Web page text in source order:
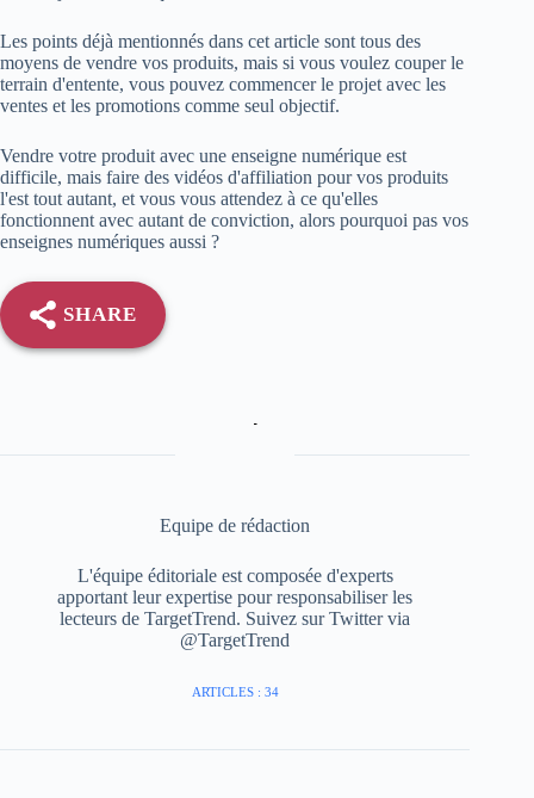
Les points déjà mentionnés dans cet article sont tous des
moyens de vendre vos produits, mais si vous voulez couper le
terrain d'entente, vous pouvez commencer le projet avec les
ventes et les promotions comme seul objectif.
Vendre votre produit avec une enseigne numérique est
difficile, mais faire des vidéos d'affiliation pour vos produits
l'est tout autant, et vous vous attendez à ce qu'elles
fonctionnent avec autant de conviction, alors pourquoi pas vos
enseignes numériques aussi ?
SHARE
Equipe de rédaction
L'équipe éditoriale est composée d'experts
apportant leur expertise pour responsabiliser les
lecteurs de TargetTrend. Suivez sur Twitter via
@TargetTrend
ARTICLES : 34